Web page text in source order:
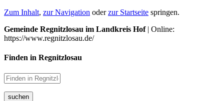
Zum Inhalt, zur Navigation oderzur Startseite springen.
Gemeinde Regnitzlosau im Landkreis Hof| Online:
https://www.regnitzlosau.de/
Finden in Regnitzlosau
suchen